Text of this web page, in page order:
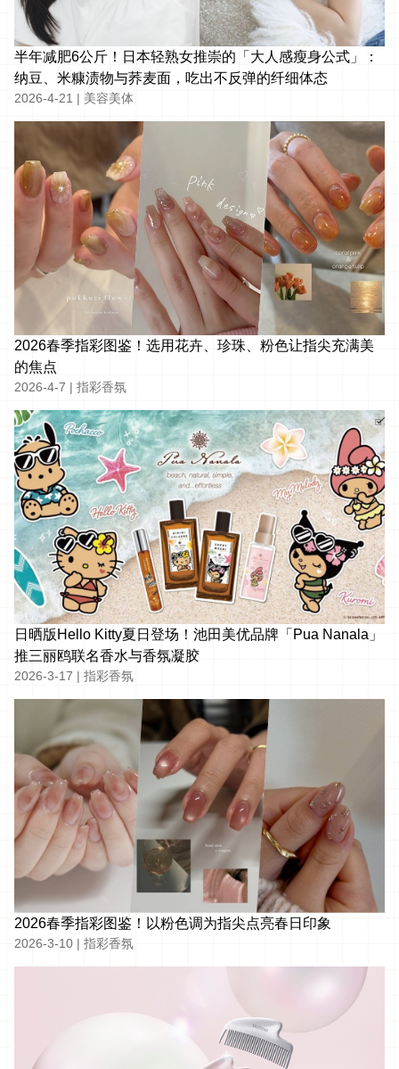
半年减肥6公斤！日本轻熟女推崇的「大人感瘦身公式」：
纳豆、米糠渍物与荞麦面，吃出不反弹的纤细体态
2026-4-21 | 美容美体
2026春季指彩图鉴！选用花卉、珍珠、粉色让指尖充满美
的焦点
2026-4-7 | 指彩香氛
日晒版Hello Kitty夏日登场！池田美优品牌「Pua Nanala」
推三丽鸥联名香水与香氛凝胶
2026-3-17 | 指彩香氛
2026春季指彩图鉴！以粉色调为指尖点亮春日印象
2026-3-10 | 指彩香氛